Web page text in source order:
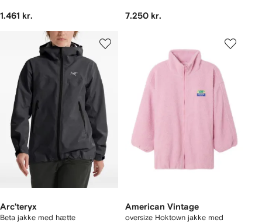
1.461 kr. 7.250 kr.
Arc'teryx
Beta jakke med hætte
American Vintage
oversize Hoktown jakke med